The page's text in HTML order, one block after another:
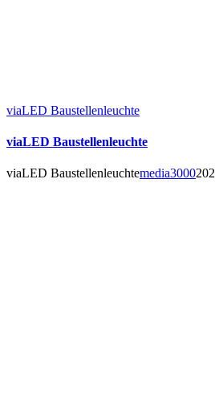
viaLED Baustellenleuchte
viaLED Baustellenleuchte
viaLED Baustellenleuchtemedia3000